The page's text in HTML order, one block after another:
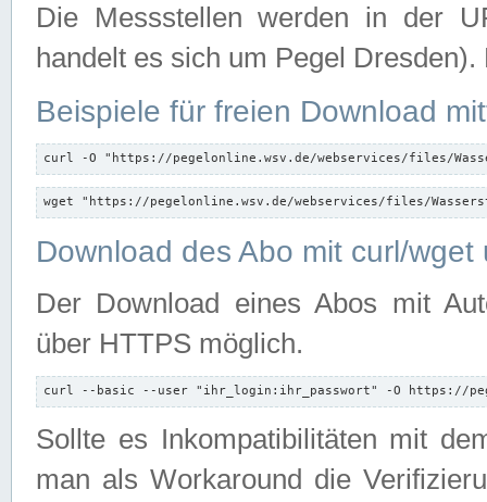
Die Messstellen werden in der
handelt es sich um Pegel
Beispiele für freien Download
curl -O "https://pegelonline.wsv.de/webservices/files/
wget "https://pegelonline.wsv.de/webservices/files/
Download des Abo mit curl/
Der Download eines Abos mit
über HTTPS möglich.
curl --basic --user "ihr_login:ihr_passwort" -O https://
Sollte es Inkompatibilitäten mit
man als Workaround die